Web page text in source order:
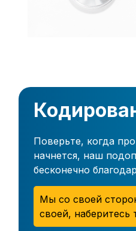
Поверьте, когда
начнется, наш
бесконечно
Мы со своей
своей, наберитесь